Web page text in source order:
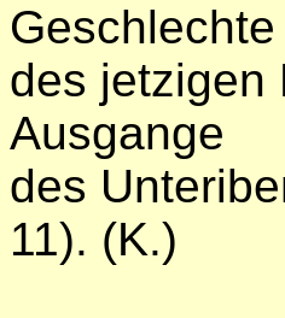
des jetzigen
Ausgange
des
11). (K.)